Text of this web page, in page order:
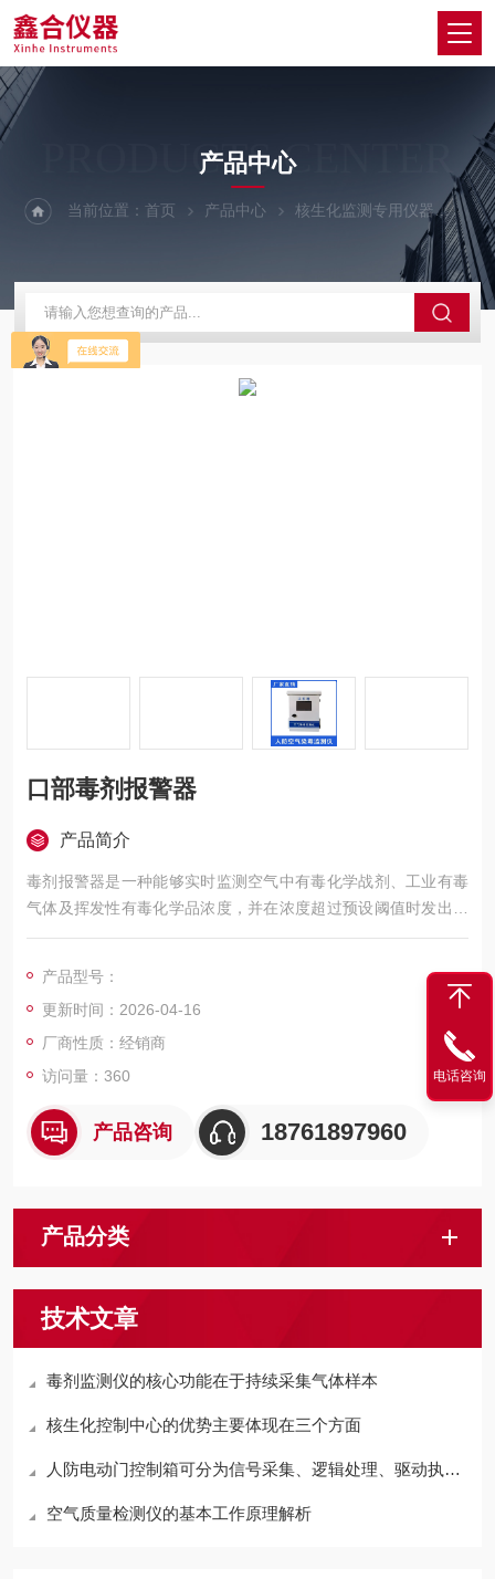
PRODUCTS CENTER
产品中心
当前位置：首页 产品中心 核生化监测专用仪器 口
口部毒剂报警器
产品简介
毒剂报警器是一种能够实时监测空气中有毒化学战剂、工业有毒
气体及挥发性有毒化学品浓度，并在浓度超过预设阈值时发出声
光报警信号的专用安全防护设备。口部毒剂报警器
产品型号：
更新时间：2026-04-16
厂商性质：经销商
访问量：360
产品咨询 18761897960
产品分类
技术文章
毒剂监测仪的核心功能在于持续采集气体样本
核生化控制中心的优势主要体现在三个方面
人防电动门控制箱可分为信号采集、逻辑处理、驱动执行三个环节
空气质量检测仪的基本工作原理解析
电话咨询